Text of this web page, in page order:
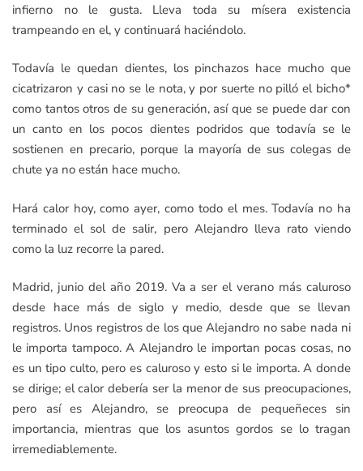
infierno no le gusta. Lleva toda su mísera existencia
trampeando en el, y continuará haciéndolo.
Todavía le quedan dientes, los pinchazos hace mucho que
cicatrizaron y casi no se le nota, y por suerte no pilló el bicho*
como tantos otros de su generación, así que se puede dar con
un canto en los pocos dientes podridos que todavía se le
sostienen en precario, porque la mayoría de sus colegas de
chute ya no están hace mucho.
Hará calor hoy, como ayer, como todo el mes. Todavía no ha
terminado el sol de salir, pero Alejandro lleva rato viendo
como la luz recorre la pared.
Madrid, junio del año 2019. Va a ser el verano más caluroso
desde hace más de siglo y medio, desde que se llevan
registros. Unos registros de los que Alejandro no sabe nada ni
le importa tampoco. A Alejandro le importan pocas cosas, no
es un tipo culto, pero es caluroso y esto si le importa. A donde
se dirige; el calor debería ser la menor de sus preocupaciones,
pero así es Alejandro, se preocupa de pequeñeces sin
importancia, mientras que los asuntos gordos se lo tragan
irremediablemente.